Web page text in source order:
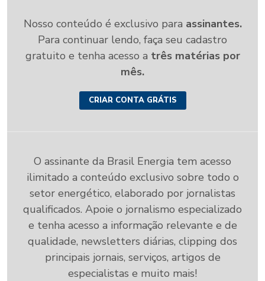
Nosso conteúdo é exclusivo para assinantes.
Para continuar lendo, faça seu cadastro
gratuito e tenha acesso a três matérias por
mês.
CRIAR CONTA GRÁTIS
O assinante da Brasil Energia tem acesso
ilimitado a conteúdo exclusivo sobre todo o
setor energético, elaborado por jornalistas
qualificados. Apoie o jornalismo especializado
e tenha acesso a informação relevante e de
qualidade, newsletters diárias, clipping dos
principais jornais, serviços, artigos de
especialistas e muito mais!